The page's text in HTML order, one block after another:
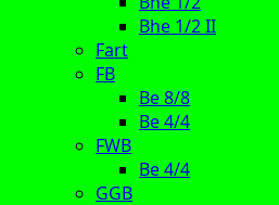
Bhe 1/2 II
Fart
FB
Be 8/8
Be 4/4
FWB
Be 4/4
GGB